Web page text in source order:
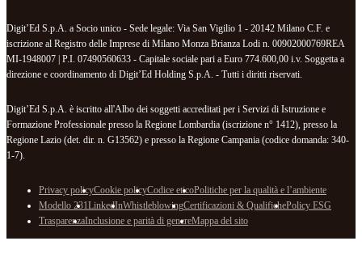
Digit’Ed S.p.A. a Socio unico - Sede legale: Via San Vigilio 1 - 20142 Milano C.F. e
iscrizione al Registro delle Imprese di Milano Monza Brianza Lodi n. 00902000769REA
MI-1948007 | P.I. 07490560633 - Capitale sociale pari a Euro 774.600,00 i.v. Soggetta a
direzione e coordinamento di Digit’Ed Holding S.p.A. - Tutti i diritti riservati.
Digit’Ed S.p.A. è iscritto all'Albo dei soggetti accreditati per i Servizi di Istruzione e
Formazione Professionale presso la Regione Lombardia (iscrizione n° 1412), presso la
Regione Lazio (det. dir. n. G13562) e presso la Regione Campania (codice domanda: 340-
1-7).
Privacy policyCookie policyCodice eticoPolitiche per la qualità e l’ambiente
Modello 231LinkedInWhistleblowingCertificazioni & QualifichePolicy ESG
TrasparenzaInclusione e parità di genereMappa del sito